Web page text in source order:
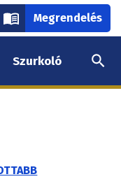
Megrendelés
Szurkoló